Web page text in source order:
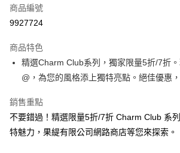
LINE Pay
街口支付
悠遊付
ATM付款
運送方式
商品編號
9927724
商品特色
精選Charm Club系列，獨家限量5折/7折
@，為您的風格添上獨特亮點。絕佳優惠
銷售重點
不要錯過！精選限量5折/7折 Charm Club 系
特魅力，果緹有限公司網路商店等您來探索。